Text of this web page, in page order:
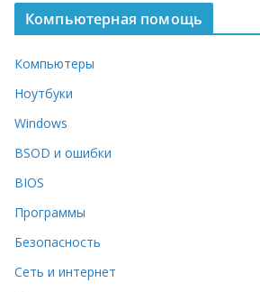
Компьютерная помощь
Компьютеры
Ноутбуки
Windows
BSOD и ошибки
BIOS
Программы
Безопасность
Сеть и интернет